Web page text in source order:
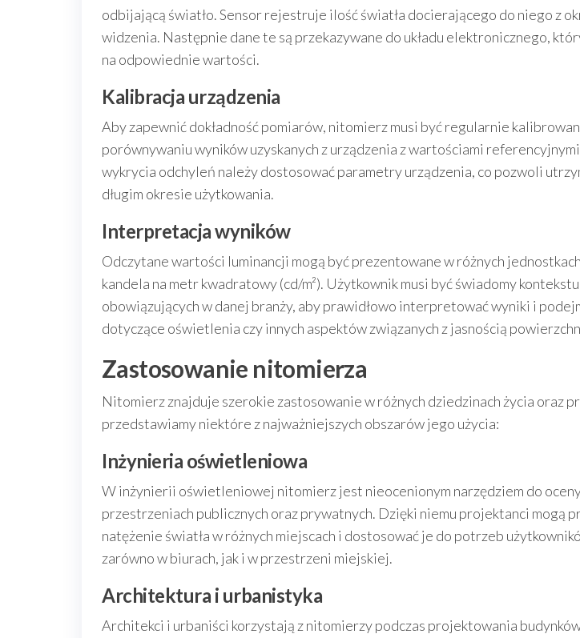
odbijającą światło. Sensor rejestruje ilość światła docierającego do niego z
widzenia. Następnie dane te są przekazywane do układu elektronicznego,
na odpowiednie wartości.
Kalibracja urządzenia
Aby zapewnić dokładność pomiarów, nitomierz musi być regularnie
porównywaniu wyników uzyskanych z urządzenia z wartościami
wykrycia odchyleń należy dostosować parametry urządzenia, co pozwoli
długim okresie użytkowania.
Interpretacja wyników
Odczytane wartości luminancji mogą być prezentowane w różnych
kandela na metr kwadratowy (cd/m²). Użytkownik musi być świadomy
obowiązujących w danej branży, aby prawidłowo interpretować wyniki i
dotyczące oświetlenia czy innych aspektów związanych z jasnością
Zastosowanie nitomierza
Nitomierz znajduje szerokie zastosowanie w różnych dziedzinach życia oraz
przedstawiamy niektóre z najważniejszych obszarów jego użycia:
Inżynieria oświetleniowa
W inżynierii oświetleniowej nitomierz jest nieocenionym narzędziem do
przestrzeniach publicznych oraz prywatnych. Dzięki niemu projektanci mogą
natężenie światła w różnych miejscach i dostosować je do potrzeb
zarówno w biurach, jak i w przestrzeni miejskiej.
Architektura i urbanistyka
Architekci i urbaniści korzystają z nitomierzy podczas projektowania